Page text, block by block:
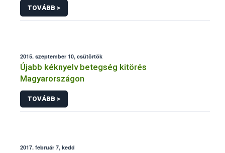
TOVÁBB >
2015. szeptember 10, csütörtök
Újabb kéknyelv betegség kitörés
Magyarországon
TOVÁBB >
2017. február 7, kedd